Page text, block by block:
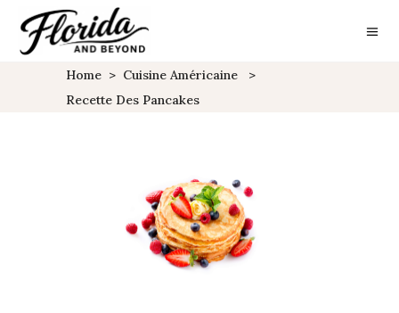
Home > Cuisine Américaine
>
Recette Des Pancakes